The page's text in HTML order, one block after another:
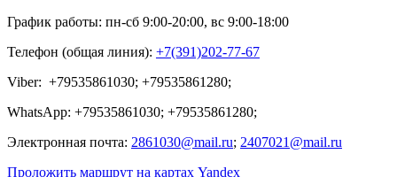
График работы: пн-сб 9:00-20:00, вс 9:00-18:00
Телефон (общая линия): +7(391)202-77-67
Viber: +79535861030; +79535861280;
WhatsApp: +79535861030; +79535861280;
Электронная почта: 2861030@mail.ru; 2407021@mail.ru
Проложить маршрут на картах Yandex